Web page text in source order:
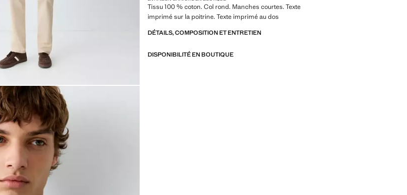
Tissu 100 % coton. Col rond. Manches courtes. Texte
imprimé sur la poitrine. Texte imprimé au dos
DÉTAILS, COMPOSITION ET ENTRETIEN
DISPONIBILITÉ EN BOUTIQUE